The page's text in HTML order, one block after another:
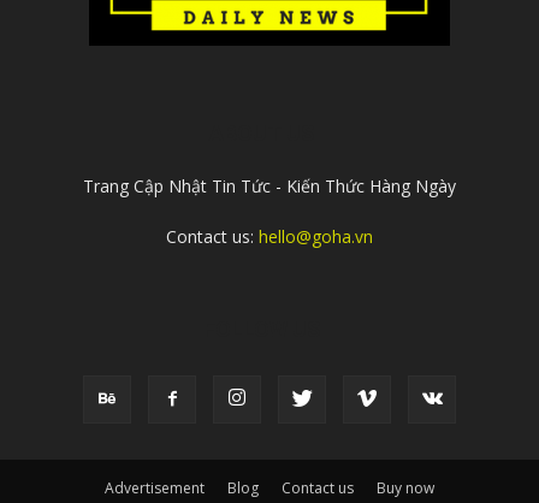
Trang Cập Nhật Tin Tức - Kiến Thức Hàng Ngày
Contact us: hello@goha.vn
Advertisement Blog Contact us Buy now